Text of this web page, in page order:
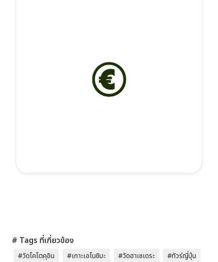
# Tags ที่เกี่ยวข้อง
#วัดโคโตคุอิน #เกาะเอโนชิมะ #วัดฮาเซเดระ
#ทัวร์ญี่ปุ่น